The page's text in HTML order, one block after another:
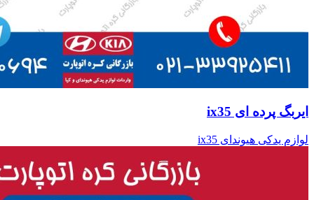
ایربگ پرده ای ix35
لوازم یدکی هیوندای ix35